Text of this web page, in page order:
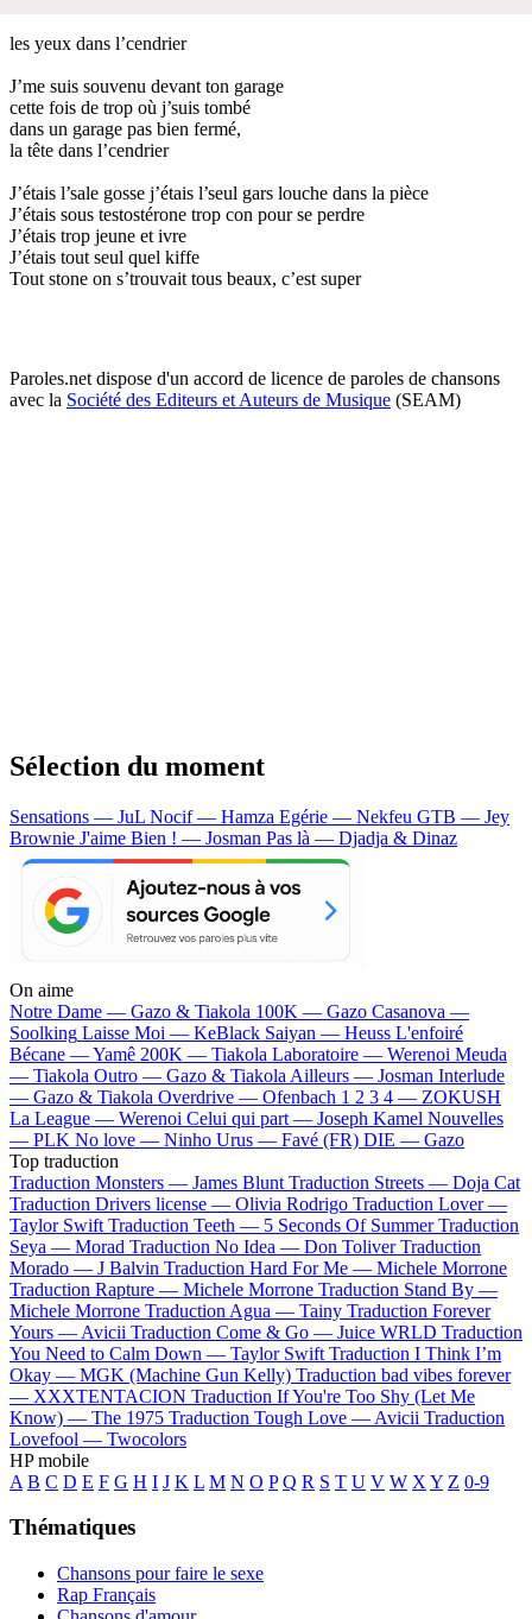
les yeux dans l’cendrier
J’me suis souvenu devant ton garage
cette fois de trop où j’suis tombé
dans un garage pas bien fermé,
la tête dans l’cendrier
J’étais l’sale gosse j’étais l’seul gars louche dans la pièce
J’étais sous testostérone trop con pour se perdre
J’étais trop jeune et ivre
J’étais tout seul quel kiffe
Tout stone on s’trouvait tous beaux, c’est super
Paroles.net dispose d'un accord de licence de paroles de chansons
avec la Société des Editeurs et Auteurs de Musique (SEAM)
Sélection du moment
Sensations — JuL Nocif — Hamza Egérie — Nekfeu GTB — Jey
Brownie J'aime Bien ! — Josman Pas là — Djadja & Dinaz
On aime
Notre Dame — Gazo & Tiakola 100K — Gazo Casanova —
Soolking Laisse Moi — KeBlack Saiyan — Heuss L'enfoiré
Bécane —Yamê 200K — Tiakola Laboratoire — Werenoi Meuda
— Tiakola Outro — Gazo & Tiakola Ailleurs — Josman Interlude
— Gazo & Tiakola Overdrive — Ofenbach 1 2 3 4 — ZOKUSH
La League — Werenoi Celui qui part — Joseph Kamel Nouvelles
— PLK No love — Ninho Urus — Favé (FR) DIE — Gazo
Top traduction
Traduction Monsters — James Blunt Traduction Streets — Doja Cat
Traduction Drivers license — Olivia Rodrigo Traduction Lover —
Taylor Swift Traduction Teeth — 5 Seconds Of Summer Traduction
Seya — Morad Traduction No Idea — Don Toliver Traduction
Morado — J Balvin Traduction Hard For Me — Michele Morrone
Traduction Rapture — Michele Morrone Traduction Stand By —
Michele Morrone Traduction Agua — Tainy Traduction Forever
Yours — Avicii Traduction Come & Go — Juice WRLD Traduction
You Need to Calm Down — Taylor Swift Traduction I Think I’m
Okay — MGK (Machine Gun Kelly) Traduction bad vibes forever
— XXXTENTACION Traduction If You're Too Shy (Let Me
Know) — The 1975 Traduction Tough Love — Avicii Traduction
Lovefool — Twocolors
HP mobile
A B C D E F G H I J K L M N O P Q R S T U V W X Y Z 0-9
Thématiques
Chansons pour faire le sexe
Rap Français